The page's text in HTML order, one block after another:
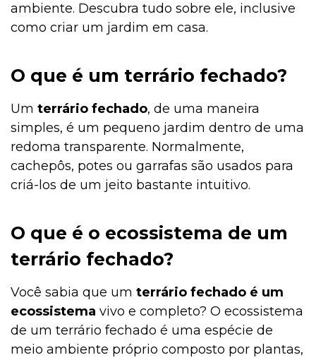
ambiente. Descubra tudo sobre ele, inclusive
como criar um jardim em casa.
O que é um terrário fechado?
Um terrário fechado, de uma maneira
simples, é um pequeno jardim dentro de uma
redoma transparente. Normalmente,
cachepôs, potes ou garrafas são usados para
criá-los de um jeito bastante intuitivo.
O que é o ecossistema de um
terrário fechado?
Você sabia que um terrário fechado é um
ecossistema vivo e completo? O ecossistema
de um terrário fechado é uma espécie de
meio ambiente próprio composto por plantas,